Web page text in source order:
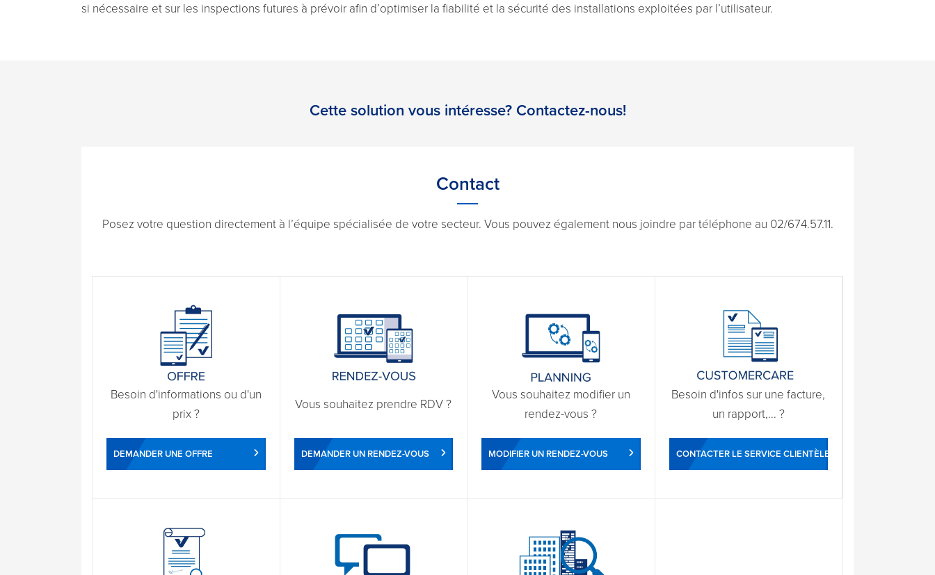
si nécessaire et sur les inspections futures à prévoir afin d’optimiser la fiabilité et la sécurité des installations exploitées par l’utilisateur.
Cette solution vous intéresse? Contactez-nous!
Contact
Posez votre question directement à l’équipe spécialisée de votre secteur. Vous pouvez également nous joindre par téléphone au 02/674.57.11.
Besoin d'informations ou d'un
prix ?
DEMANDER UNE OFFRE
Vous souhaitez prendre RDV ?
DEMANDER UN RENDEZ-VOUS
Vous souhaitez modifier un
rendez-vous ?
MODIFIER UN RENDEZ-VOUS
Besoin d'infos sur une facture,
un rapport,... ?
CONTACTER LE SERVICE CLIENTÈLE